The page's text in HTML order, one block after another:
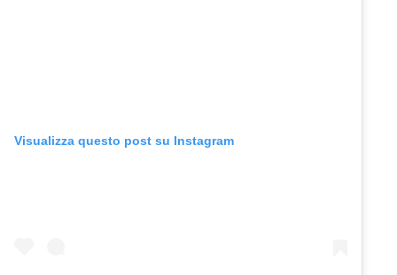
Visualizza questo post su Instagram